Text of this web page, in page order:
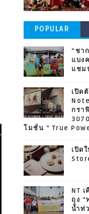
POPULAR
POSTS
“ชา
แบง
แชม
เปิด
กรา
โมชั่น “ True
เปิด
NT
ถุง “
น้ำท่